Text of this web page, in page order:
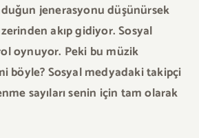
jenerasyonu düşünürsek
akıp gidiyor. Sosyal
oynuyor. Peki bu müzik
böyle? Sosyal medyadaki takipçi
sayıları senin için tam olarak